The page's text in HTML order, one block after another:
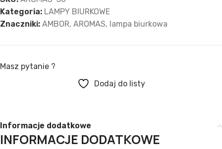
Kategoria: LAMPY BIURKOWE
Znaczniki: AMBOR, AROMAS, lampa biurkowa
Masz pytanie ?
Dodaj do listy
Informacje dodatkowe
INFORMACJE DODATKOWE